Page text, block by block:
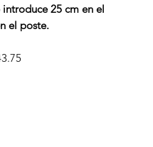
25 cm en el
el poste.